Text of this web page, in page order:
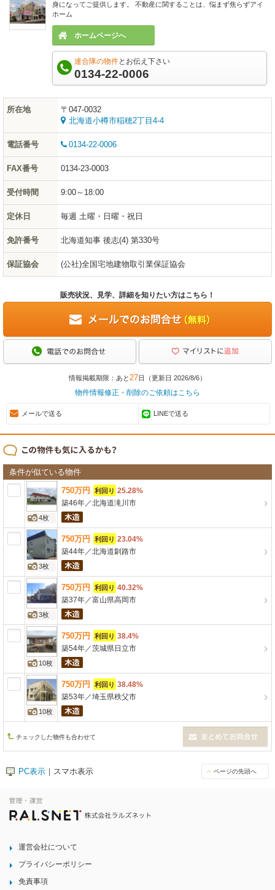
身になってご提供します。 不動産に関することは、悩まず焦らずアイ
ホーム
ホームページへ
連合隊の物件とお伝え下さい
0134-22-0006
所在地
〒047-0032
北海道小樽市稲穂2丁目4-4
電話番号 0134-22-0006
FAX番号 0134-23-0003
受付時間 9:00～18:00
定休日 毎週 土曜・日曜・祝日
免許番号 北海道知事 後志(4) 第330号
保証協会 (公社)全国宅地建物取引業保証協会
販売状況、見学、詳細を知りたい方はこちら！
情報掲載期限：あと27日（更新日 2026/8/6）
物件情報修正・削除のご依頼はこちら
メールで送る LINEで送る
条件が似ている物件
4枚
750万円 利回り 25.28%
築46年／北海道滝川市
3枚
750万円 利回り 23.04%
築44年／北海道釧路市
3枚
750万円 利回り 40.32%
築37年／富山県高岡市
10枚
750万円 利回り 38.4%
築54年／茨城県日立市
10枚
750万円 利回り 38.48%
築53年／埼玉県秩父市
チェックした物件も合わせて
PC表示 ｜スマホ表示 ページの先頭へ
運営会社について
プライバシーポリシー
免責事項